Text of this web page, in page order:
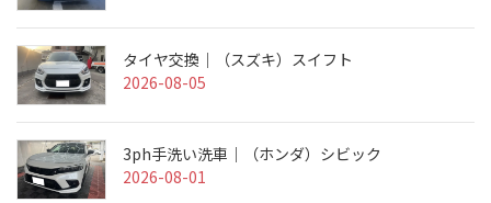
タイヤ交換｜（スズキ）スイフト
2026-08-05
3ph手洗い洗車｜（ホンダ）シビック
2026-08-01